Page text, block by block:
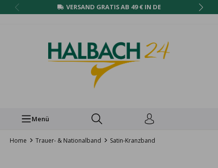
VERSAND GRATIS AB 49 € IN DE
Menü
Home Trauer- & Nationalband Satin-Kranzband